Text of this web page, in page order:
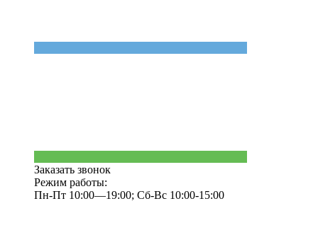
Заказать звонок
Режим работы:
Пн-Пт 10:00—19:00; Сб-Вс 10:00-15:00